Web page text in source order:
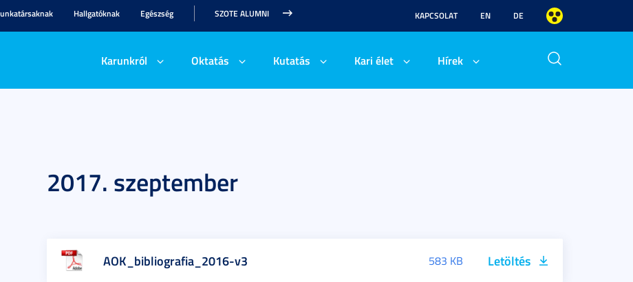
Hallgatóknak Egészség SZOTE ALUMNI KAPCSOLAT EN DE
Karunkról Oktatás Kutatás Kari élet Hírek
2017. szeptember
AOK_bibliografia_2016-v3 583 KB Letöltés